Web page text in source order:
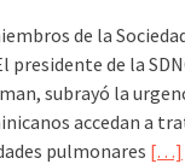
de la
presidente de la
subrayó la
accedan a
pulmonares […]